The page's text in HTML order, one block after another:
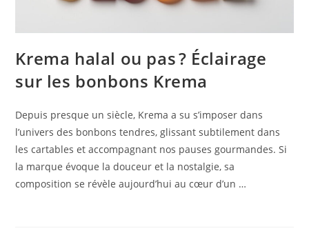
Krema halal ou pas ? Éclairage
sur les bonbons Krema
Depuis presque un siècle, Krema a su s’imposer dans
l’univers des bonbons tendres, glissant subtilement dans
les cartables et accompagnant nos pauses gourmandes. Si
la marque évoque la douceur et la nostalgie, sa
composition se révèle aujourd’hui au cœur d’un …